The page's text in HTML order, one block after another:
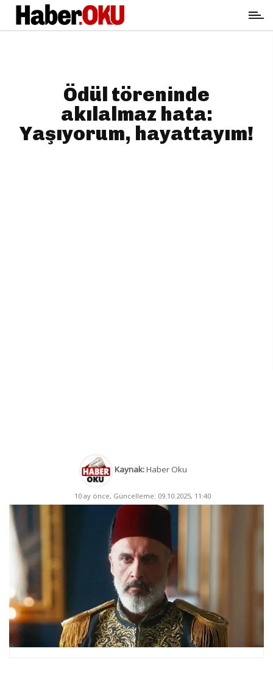
Ödül töreninde
akılalmaz hata:
Yaşıyorum, hayattayım!
Kaynak:Haber Oku
10 ay önce, Güncelleme: 09.10.2025, 11:40